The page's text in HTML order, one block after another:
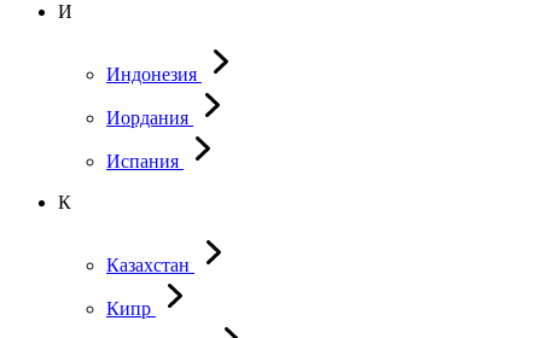
И
Индонезия
Иордания
Испания
К
Казахстан
Кипр